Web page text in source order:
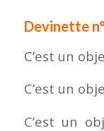
Devinette
C’est un
C’est un
C’est un